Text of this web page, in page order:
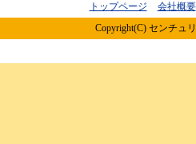
トップページ
会社概要
Copyright(C) センチュ